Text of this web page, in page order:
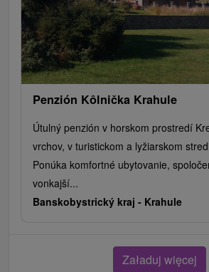
Penzión Kôlnička Krahule
Útulný penzión v horskom prostredí
vrchov, v turistickom a lyžiarskom
Ponúka komfortné ubytovanie,
vonkajší...
Banskobystrický kraj - Krahule
Załaduj więcej